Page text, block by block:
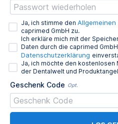
Ja, ich stimme den
caprimed GmbH zu.
Ich erkläre mich mit der
Daten durch die caprimed
Datenschutzerklärung
Ja, ich möchte den
der Dentalwelt und
Geschenk Code Opt.